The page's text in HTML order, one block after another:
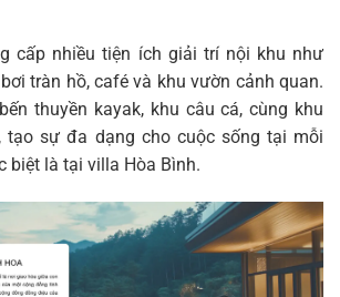
cấp nhiều tiện ích giải trí nội khu như
tràn hồ, café và khu vườn cảnh quan.
thuyền kayak, khu câu cá, cùng khu
tạo sự đa dạng cho cuộc sống tại mỗi
biệt là tại villa Hòa Bình.